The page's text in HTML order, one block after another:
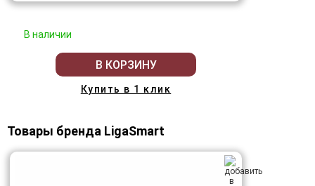
В наличии
В КОРЗИНУ
Купить в 1 клик
Товары бренда LigaSmart